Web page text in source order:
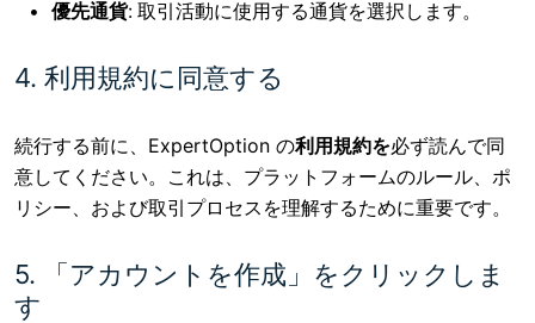
優先通貨: 取引活動に使用する通貨を選択します。
4. 利用規約に同意する
続行する前に、ExpertOption の利用規約を必ず読んで同
意してください。これは、プラットフォームのルール、ポ
リシー、および取引プロセスを理解するために重要です。
5. 「アカウントを作成」をクリックしま
す